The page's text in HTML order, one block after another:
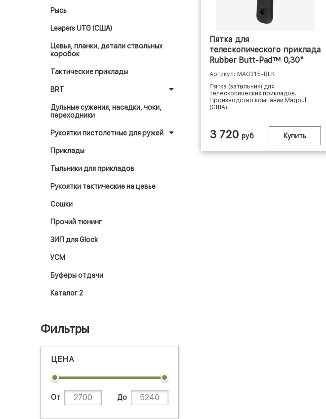
Рысь
Leapers UTG (США)
Цевья, планки, детали ствольных
коробок
Тактические приклады
BRT
Дульные сужения, насадки, чоки,
переходники
Рукоятки пистолетные для ружей
Приклады
Тыльники для прикладов
Рукоятки тактические на цевье
Сошки
Прочий тюнинг
ЗИП для Glock
УСМ
Буферы отдачи
Каталог 2
Фильтры
ЦЕНА
От До
Пятка для
телескопического приклада
Rubber Butt-Pad™ 0,30"
Magpul® Carb...
Артикул: MAG315-BLK
Пятка (затыльник) для
телескопических прикладов.
Производство компании Magpul
(США).
3 720 руб Купить